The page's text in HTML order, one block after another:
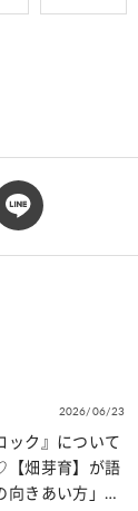
2026/06/23
ック』について
畑芽育】が語
向きあい方」と